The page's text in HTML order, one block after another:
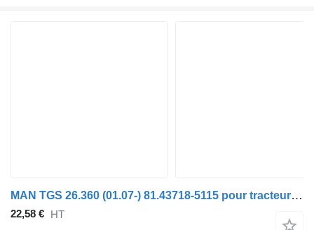
MAN TGS 26.360 (01.07-) 81.43718-5115 pour tracteur routier MAN TGL, TGM, TGS, TGX (2005-2021)
22,58 €
HT